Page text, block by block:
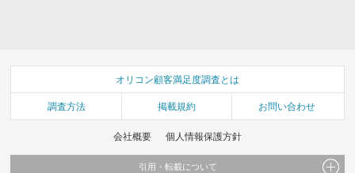
オリコン顧客満足度調査とは
調査方法 掲載規約 お問い合わせ
会社概要 個人情報保護方針
引用・転載について